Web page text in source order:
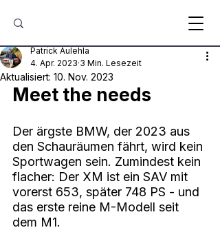
Patrick Aulehla
4. Apr. 2023 3 Min. Lesezeit
Aktualisiert: 10. Nov. 2023
Meet the needs
Der ärgste BMW, der 2023 aus
den Schauräumen fährt, wird kein
Sportwagen sein. Zumindest kein
flacher: Der XM ist ein SAV mit
vorerst 653, später 748 PS - und
das erste reine M-Modell seit
dem M1.